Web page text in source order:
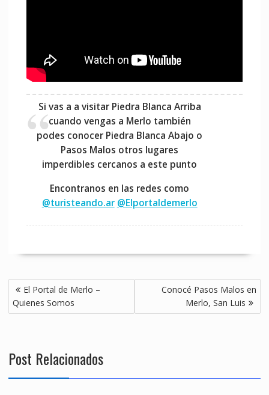
Si vas a a visitar Piedra Blanca Arriba
cuando vengas a Merlo también
podes conocer Piedra Blanca Abajo o
Pasos Malos otros lugares
imperdibles cercanos a este punto
Encontranos en las redes como
@turisteando.ar @Elportaldemerlo
Navegación
de
entradas
El Portal de Merlo –
Quienes Somos
Conocé Pasos Malos en
Merlo, San Luis
Post Relacionados